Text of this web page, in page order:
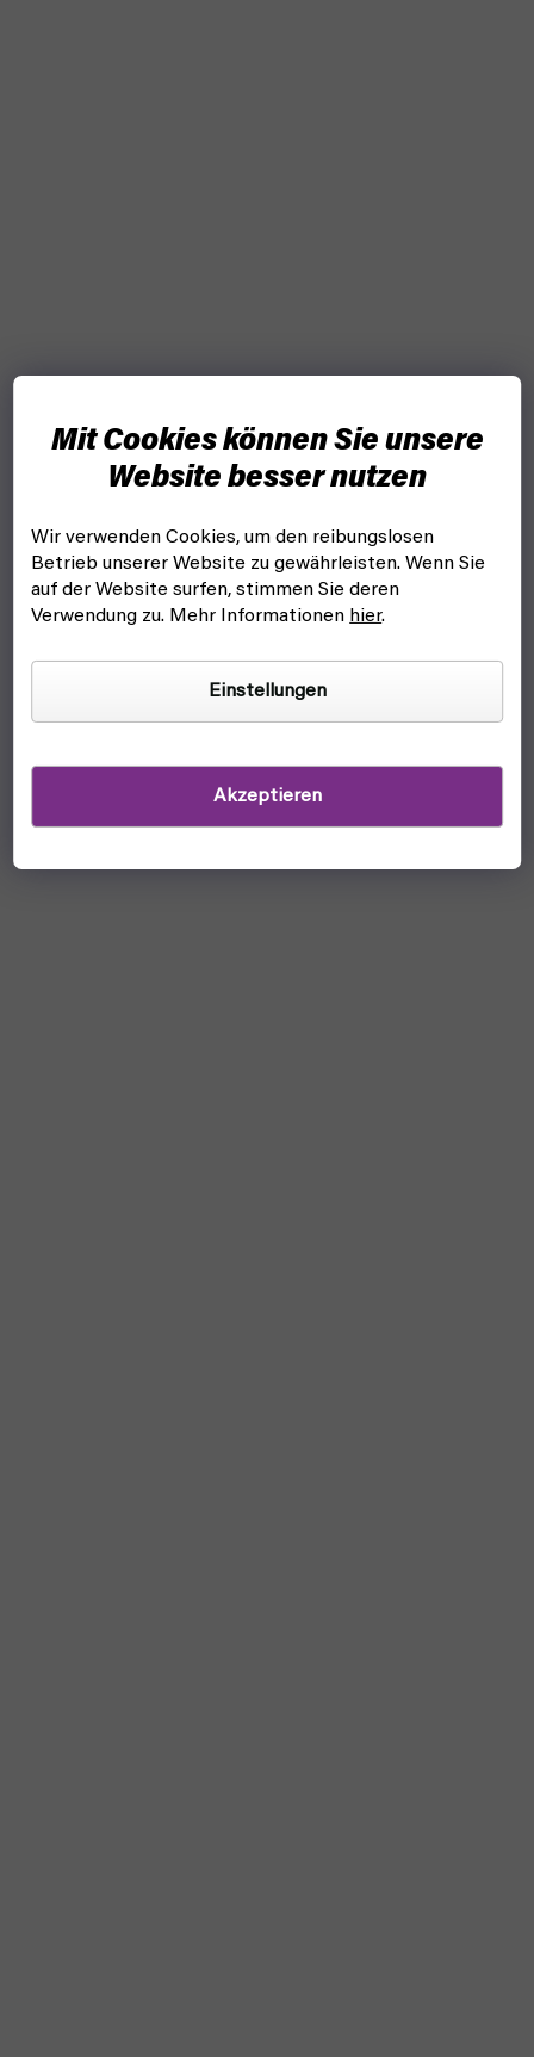
Mit Cookies können Sie unsere
Website besser nutzen
Wir verwenden Cookies, um den reibungslosen
Betrieb unserer Website zu gewährleisten. Wenn Sie
auf der Website surfen, stimmen Sie deren
Verwendung zu. Mehr Informationen hier.
Einstellungen
Akzeptieren